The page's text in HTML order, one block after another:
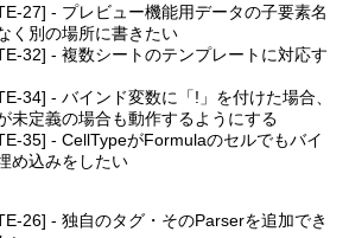
27] - プレビュー機能用データの子要素名
く別の場所に書きたい
32] - 複数シートのテンプレートに対応す
34] - バインド変数に「!」を付けた場合、
未定義の場合も動作するようにする
35] - CellTypeがFormulaのセルでもバイ
め込みをしたい
26] - 独自のタグ・そのParserを追加でき